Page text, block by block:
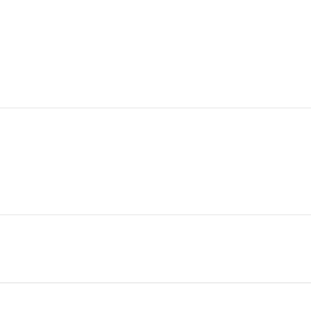
het product retour te sturen. Je krijgt dan het
spoedig mogelijk, bij goedkeuring van de retour stort
van retour
waarmee de bestelling is gedaan